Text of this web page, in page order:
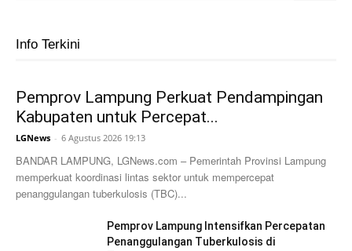
Info Terkini
Pemprov Lampung Perkuat Pendampingan
Kabupaten untuk Percepat...
LGNews - 6 Agustus 2026 19:13
BANDAR LAMPUNG, LGNews.com – Pemerintah Provinsi Lampung
memperkuat koordinasi lintas sektor untuk mempercepat
penanggulangan tuberkulosis (TBC)...
Pemprov Lampung Intensifkan Percepatan
Penanggulangan Tuberkulosis di